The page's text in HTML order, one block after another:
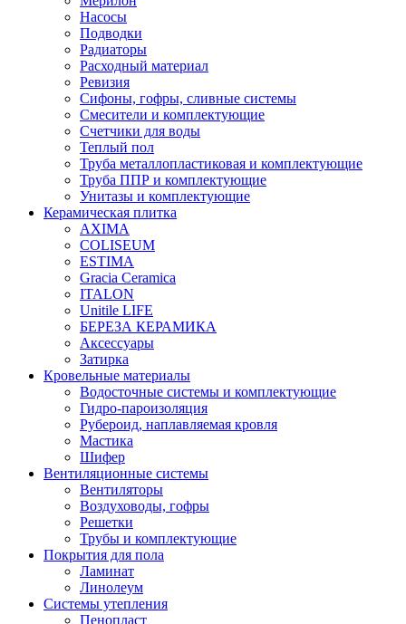
Насосы
Подводки
Радиаторы
Расходный материал
Ревизия
Сифоны, гофры, сливные системы
Смесители и комплектующие
Счетчики для воды
Теплый пол
Труба металлопластиковая и комплектующие
Труба ППР и комплектующие
Унитазы и комплектующие
Керамическая плитка
AXIMA
COLISEUM
ESTIMA
Gracia Ceramica
ITALON
Unitile LIFE
БЕРЕЗА КЕРАМИКА
Аксессуары
Затирка
Кровельные материалы
Водосточные системы и комплектующие
Гидро-пароизоляция
Рубероид, наплавляемая кровля
Мастика
Шифер
Вентиляционные системы
Вентиляторы
Воздуховоды, гофры
Решетки
Трубы и комплектующие
Покрытия для пола
Ламинат
Линолеум
Системы утепления
Пенопласт